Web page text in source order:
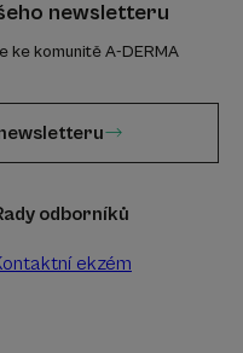
newsletteru
ke komunitě A-DERMA
odborníků
ekzém